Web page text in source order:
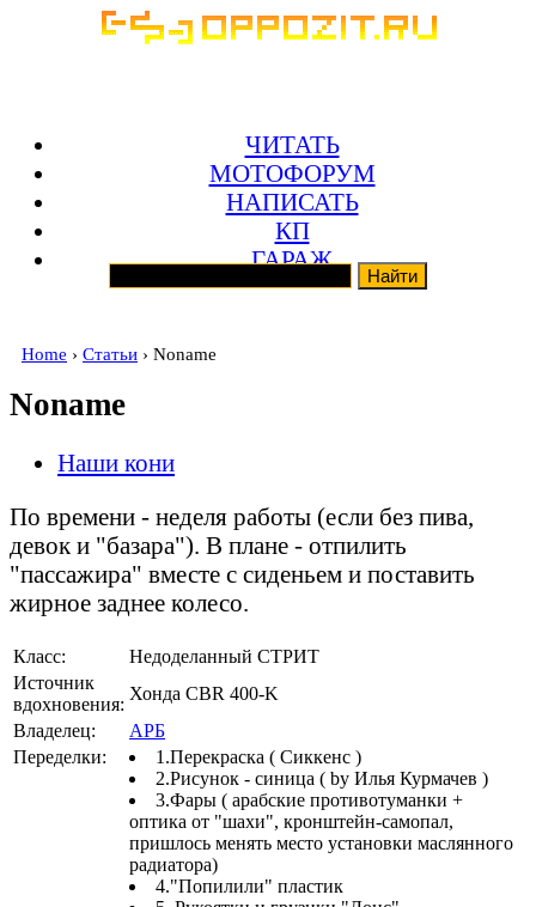
ЧИТАТЬ
МОТОФОРУМ
НАПИСАТЬ
КП
ГАРАЖ
Home › Статьи › Noname
Noname
Наши кони
По времени - неделя работы (если без пива,
девок и "базара"). В плане - отпилить
"пассажира" вместе с сиденьем и поставить
жирное заднее колесо.
Класс:
Недоделанный СТРИТ
Источник
вдохновения:
Хонда CBR 400-K
Владелец:
АРБ
Переделки:
1.Перекраска ( Сиккенс )
2.Рисунок - синица ( by Илья Курмачев )
3.Фары ( арабские противотуманки +
оптика от "шахи", кронштейн-самопал,
пришлось менять место установки маслянного
радиатора)
4."Попилили" пластик